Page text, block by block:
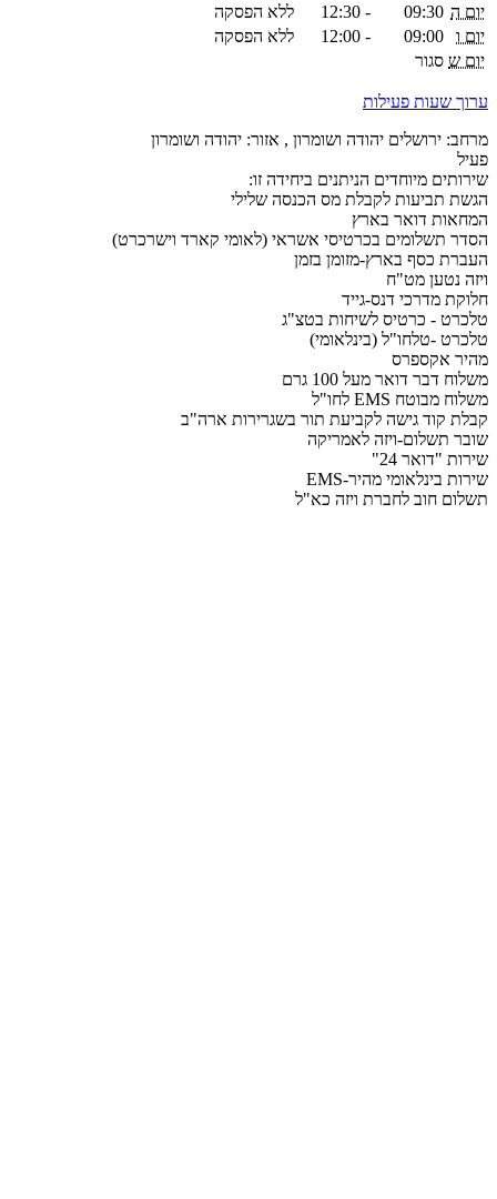
יום ה 09:30
-
12:30
ללא הפסקה
יום ו
09:00
-
12:00
ללא הפסקה
יום ש סגור
ערוך שעות פעילות
מרחב: ירושלים יהודה ושומרון , אזור: יהודה ושומרון
פעיל
שירותים מיוחדים הניתנים ביחידה זו:
הגשת תביעות לקבלת מס הכנסה שלילי
המחאות דואר בארץ
הסדר תשלומים בכרטיסי אשראי (לאומי קארד וישרכרט)
העברת כסף בארץ-מזומן בזמן
ויזה נטען מט"ח
חלוקת מדרכי דנס-גייד
טלכרט - כרטיס לשיחות בטצ"ג
טלכרט -טלחו"ל (בינלאומי)
מהיר אקספרס
משלוח דבר דואר מעל 100 גרם
משלוח מבוטח EMS לחו"ל
קבלת קוד גישה לקביעת תור בשגרירות ארה"ב
שובר תשלום-ויזה לאמריקה
שירות "דואר 24"
שירות בינלאומי מהיר-EMS
תשלום חוב לחברת ויזה כא"ל